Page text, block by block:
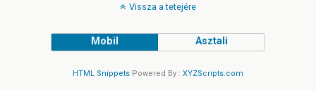
Vissza a tetejére
Mobil Asztali
HTML Snippets Powered By : XYZScripts.com